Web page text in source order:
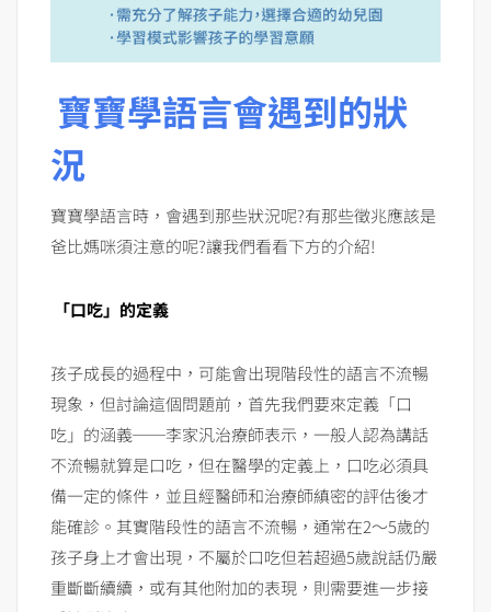
寶寶學語言會遇到的狀
況
寶寶學語言時，會遇到那些狀況呢?有那些徵兆應該是
爸比媽咪須注意的呢?讓我們看看下方的介紹!
「口吃」的定義
孩子成長的過程中，可能會出現階段性的語言不流暢
現象，但討論這個問題前，首先我們要來定義「口
吃」的涵義──李家汎治療師表示，一般人認為講話
不流暢就算是口吃，但在醫學的定義上，口吃必須具
備一定的條件，並且經醫師和治療師縝密的評估後才
能確診。其實階段性的語言不流暢，通常在2～5歲的
孩子身上才會出現，不屬於口吃但若超過5歲說話仍嚴
重斷斷續續，或有其他附加的表現，則需要進一步接